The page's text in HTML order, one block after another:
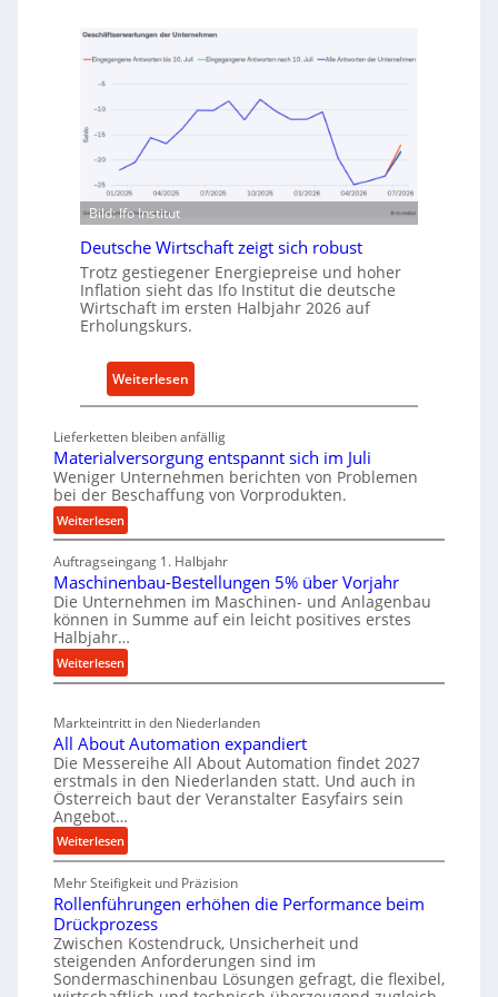
I
i
e
-
r
s
z
t
i
l
e
n
n
t
h
d
e
ü
r
n
a
c
h
a
l
t
i
g
e
W
z
e
a
u
p
r
o
s
s
Bild: Ifo Institut
Deutsche Wirtschaft zeigt sich robust
Trotz gestiegener Energiepreise und hoher
Inflation sieht das Ifo Institut die deutsche
Wirtschaft im ersten Halbjahr 2026 auf
Erholungskurs.
Weiterlesen:
D
u
t
s
h
e
W
s
h
a
f
t
i
g
t
s
i
c
Lieferketten bleiben anfällig
Materialversorgung entspannt sich im Juli
Weniger Unternehmen berichten von Problemen
bei der Beschaffung von Vorprodukten.
Weiterlesen:
M
a
t
e
r
i
a
l
e
r
s
o
g
u
n
g
e
n
t
s
Auftragseingang 1. Halbjahr
Maschinenbau-Bestellungen 5% über Vorjahr
Die Unternehmen im Maschinen- und Anlagenbau
können in Summe auf ein leicht positives erstes
Halbjahr…
Weiterlesen:
M
s
c
h
i
n
e
n
a
u
B
e
Markteintritt in den Niederlanden
All About Automation expandiert
Die Messereihe All About Automation findet 2027
erstmals in den Niederlanden statt. Und auch in
Österreich baut der Veranstalter Easyfairs sein
Angebot…
Weiterlesen:
A
l
l
A
b
o
u
Mehr Steifigkeit und Präzision
Rollenführungen erhöhen die Performance beim
Drückprozess
Zwischen Kostendruck, Unsicherheit und
steigenden Anforderungen sind im
Sondermaschinenbau Lösungen gefragt, die flexibel,